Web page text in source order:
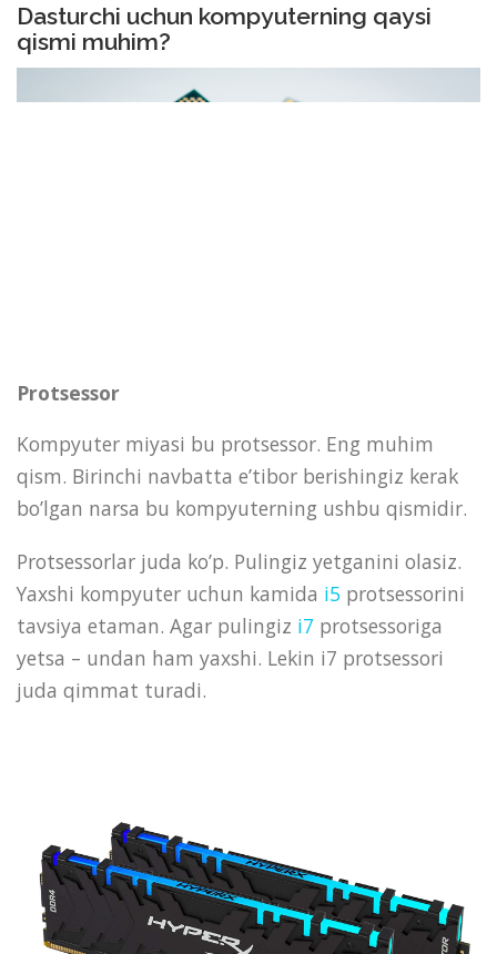
Dasturchi uchun kompyuterning qaysi
qismi muhim?
Protsessor
Kompyuter miyasi bu protsessor. Eng muhim
qism. Birinchi navbatta e’tibor berishingiz kerak
bo’lgan narsa bu kompyuterning ushbu qismidir.
Protsessorlar juda ko’p. Pulingiz yetganini olasiz.
Yaxshi kompyuter uchun kamida i5 protsessorini
tavsiya etaman. Agar pulingiz i7 protsessoriga
yetsa – undan ham yaxshi. Lekin i7 protsessori
juda qimmat turadi.